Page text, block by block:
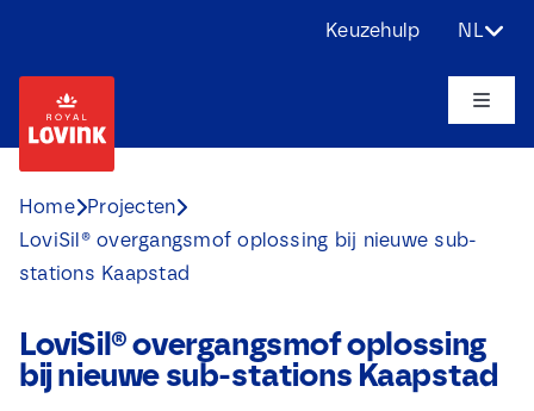
inhoud
Keuzehulp NL
Toggle
Producten
Uitdagingen
Home Projecten
LoviSil® overgangsmof oplossing bij nieuwe sub-
stations Kaapstad
LoviSil® overgangsmof oplossing
bij nieuwe sub-stations Kaapstad